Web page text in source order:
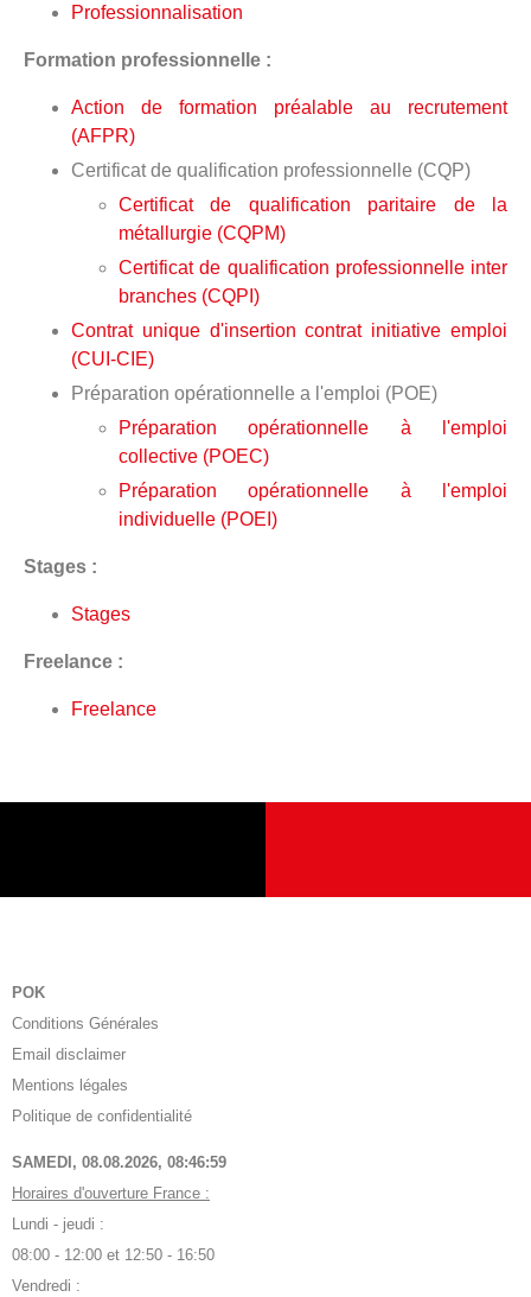
Professionnalisation
Formation professionnelle :
Action de formation préalable au recrutement
(AFPR)
Certificat de qualification professionnelle (CQP)
Certificat de qualification paritaire de la
métallurgie (CQPM)
Certificat de qualification professionnelle inter
branches (CQPI)
Contrat unique d'insertion contrat initiative emploi
(CUI-CIE)
Préparation opérationnelle a l'emploi (POE)
Préparation opérationnelle à l'emploi
collective (POEC)
Préparation opérationnelle à l'emploi
individuelle (POEI)
Stages :
Stages
Freelance :
Freelance
POK
Conditions Générales
Email disclaimer
Mentions légales
Politique de confidentialité
SAMEDI, 08.08.2026, 08:47:00
Horaires d'ouverture France :
Lundi - jeudi :
08:00 - 12:00 et 12:50 - 16:50
Vendredi :